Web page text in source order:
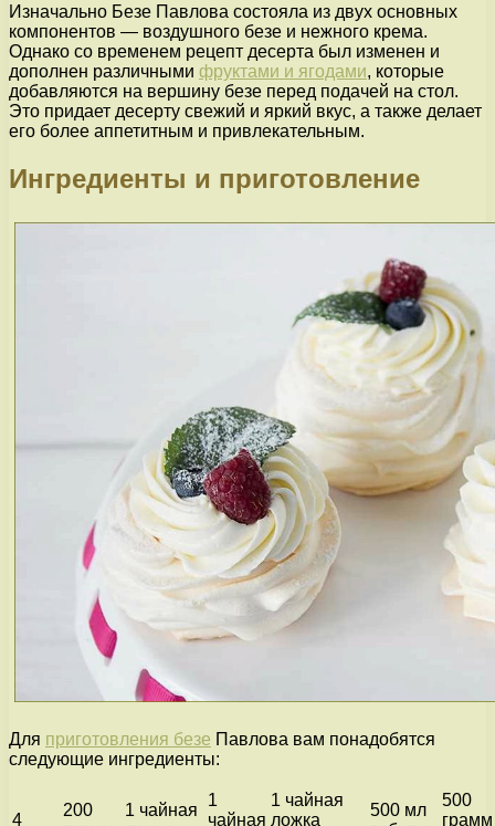
Изначально Безе Павлова состояла из двух основных
компонентов — воздушного безе и нежного крема.
Однако со временем рецепт десерта был изменен и
дополнен различными фруктами и ягодами, которые
добавляются на вершину безе перед подачей на стол.
Это придает десерту свежий и яркий вкус, а также делает
его более аппетитным и привлекательным.
Ингредиенты и приготовление
Для приготовления безе Павлова вам понадобятся
следующие ингредиенты:
4
200
1 чайная
1
чайная
1 чайная
ложка
500 мл
500
грамм